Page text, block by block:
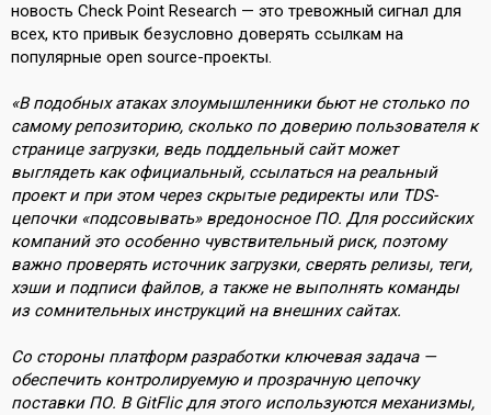
новость Check Point Research — это тревожный сигнал для
всех, кто привык безусловно доверять ссылкам на
популярные open source-проекты.
«В подобных атаках злоумышленники бьют не столько по
самому репозиторию, сколько по доверию пользователя к
странице загрузки, ведь поддельный сайт может
выглядеть как официальный, ссылаться на реальный
проект и при этом через скрытые редиректы или TDS-
цепочки «подсовывать» вредоносное ПО. Для российских
компаний это особенно чувствительный риск, поэтому
важно проверять источник загрузки, сверять релизы, теги,
хэши и подписи файлов, а также не выполнять команды
из сомнительных инструкций на внешних сайтах.
Со стороны платформ разработки ключевая задача —
обеспечить контролируемую и прозрачную цепочку
поставки ПО. В GitFlic для этого используются механизмы,